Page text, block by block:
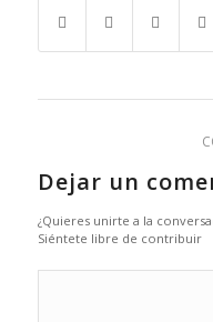
Dejar un
¿Quieres unirte a la
Siéntete libre de contribuir